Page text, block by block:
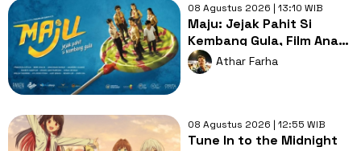
08 Agustus 2026 | 13:10 WIB
Maju: Jejak Pahit Si
Kembang Gula, Film Anak
Nggak Harus Kekanak-
kanakan
Athar Farha
08 Agustus 2026 | 12:55 WIB
Tune In to the Midnight